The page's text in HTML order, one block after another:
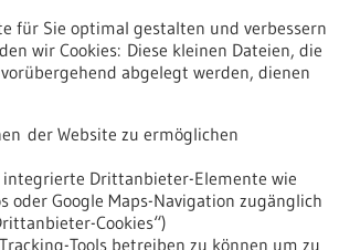
für Sie optimal gestalten und verbessern
wir Cookies: Diese kleinen Dateien, die
abgelegt werden, dienen
der Website zu ermöglichen
integrierte Drittanbieter-Elemente wie
oder Google Maps-Navigation zugänglich
Cookies“)
Tools betreiben zu können um zu